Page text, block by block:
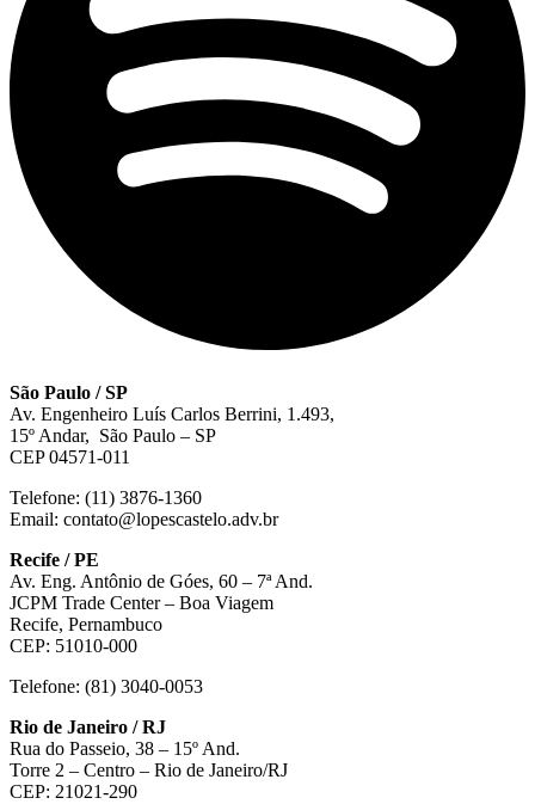
São Paulo / SP
Av. Engenheiro Luís Carlos Berrini, 1.493,
15º Andar, São Paulo – SP
CEP 04571-011
Telefone: (11) 3876-1360
Email: contato@lopescastelo.adv.br
Recife / PE
Av. Eng. Antônio de Góes, 60 – 7ª And.
JCPM Trade Center – Boa Viagem
Recife, Pernambuco
CEP: 51010-000
Telefone: (81) 3040-0053
Rio de Janeiro / RJ
Rua do Passeio, 38 – 15º And.
Torre 2 – Centro – Rio de Janeiro/RJ
CEP: 21021-290